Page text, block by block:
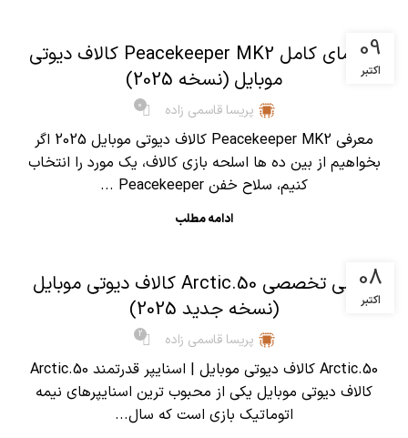
09
اکتبر
راهنمای کامل Peacekeeper MK2 کالاف دیوتی
موبایل (نسخه 2025)
پریسا قاسمی زاده 0
معرفی Peacekeeper MK2 کالاف دیوتی موبایل 2025 اگر
بخواهیم از بین ده ها اسلحه بازی کالاف، یک مورد را انتخاب
کنیم، سلاح خفن Peacekeeper ...
ادامه مطلب
08
اکتبر
بررسی تخصصی Arctic.50 کالاف دیوتی موبایل
(نسخه جدید 2025)
پریسا قاسمی زاده 2
Arctic.50 کالاف دیوتی موبایل | اسنایپر قدرتمند Arctic.50
کالاف دیوتی موبایل یکی از محبوب ترین اسنایپرهای نیمه
اتوماتیک بازی است که سال...